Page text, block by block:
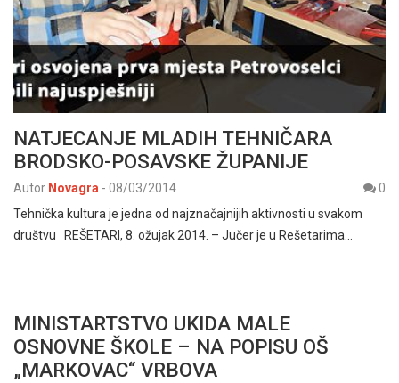
NATJECANJE MLADIH TEHNIČARA
BRODSKO-POSAVSKE ŽUPANIJE
Autor Novagra - 08/03/2014
0
Tehnička kultura je jedna od najznačajnijih aktivnosti u svakom
društvu REŠETARI, 8. ožujak 2014. – Jučer je u Rešetarima…
MINISTARTSTVO UKIDA MALE
OSNOVNE ŠKOLE – NA POPISU OŠ
„MARKOVAC“ VRBOVA